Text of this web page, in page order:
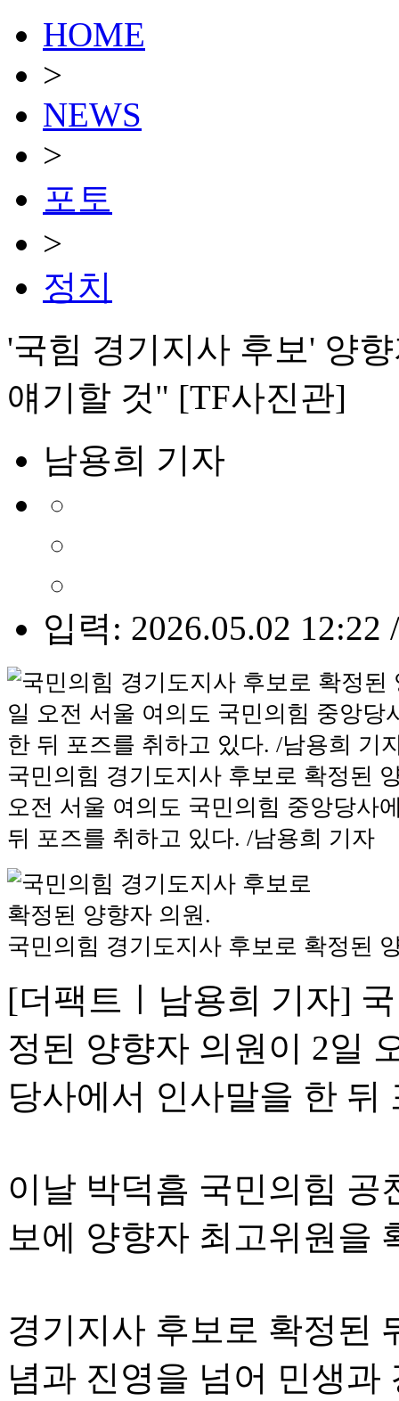
HOME
>
NEWS
>
포토
>
정치
'국힘 경기지사 후보' 양
얘기할 것" [TF사진관]
남용희 기자
입력: 2026.05.02 12:22
국민의힘 경기도지사 후보로 확정된
오전 서울 여의도 국민의힘 중앙당사
뒤 포즈를 취하고 있다. /남용희 기자
국민의힘 경기도지사 후보로 확정된
[더팩트ㅣ남용희 기자]
정된 양향자 의원이 2일
당사에서 인사말을 한 뒤
이날 박덕흠 국민의힘
보에 양향자 최고위원을
경기지사 후보로 확정된
념과 진영을 넘어 민생